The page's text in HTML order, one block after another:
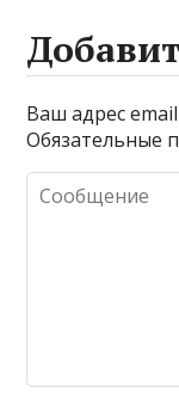
Ваш адрес
Обязательные